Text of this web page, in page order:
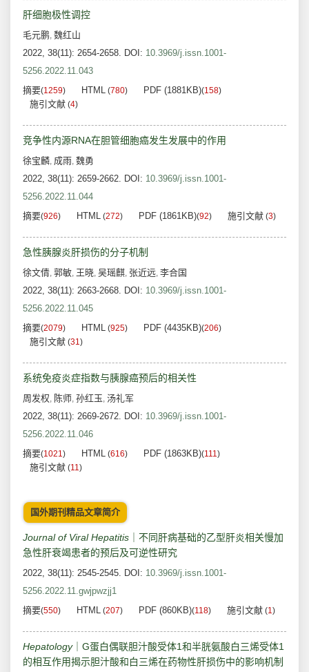
肝细胞极性调控
毛元鹏, 魏红山
2022, 38(11): 2654-2658. DOI: 10.3969/j.issn.1001-
5256.2022.11.043
摘要(1259) HTML (780) PDF (1881KB)(158)
施引文献 (4)
竞争性内源RNA在胆管细胞癌发生发展中的作用
徐宝麟, 成雨, 魏勇
2022, 38(11): 2659-2662. DOI: 10.3969/j.issn.1001-
5256.2022.11.044
摘要(926) HTML (272) PDF (1861KB)(92) 施引文献 (3)
急性胰腺炎肝损伤的分子机制
徐文倩, 郭敏, 王晓, 吴瑶麒, 张近远, 李合国
2022, 38(11): 2663-2668. DOI: 10.3969/j.issn.1001-
5256.2022.11.045
摘要(2079) HTML (925) PDF (4435KB)(206)
施引文献 (31)
系统免疫炎症指数与胰腺癌预后的相关性
周发权, 陈师, 孙红玉, 汤礼军
2022, 38(11): 2669-2672. DOI: 10.3969/j.issn.1001-
5256.2022.11.046
摘要(1021) HTML (616) PDF (1863KB)(111)
施引文献 (11)
国外期刊精品文章简介
Journal of Viral Hepatitis ｜不同肝病基础的乙型肝炎相关慢加
急性肝衰竭患者的预后及可逆性研究
2022, 38(11): 2545-2545. DOI: 10.3969/j.issn.1001-
5256.2022.11.gwjpwzjj1
摘要(550) HTML (207) PDF (860KB)(118) 施引文献 (1)
Hepatology｜G蛋白偶联胆汁酸受体1和半胱氨酸白三烯受体1
的相互作用揭示胆汁酸和白三烯在药物性肝损伤中的影响机制